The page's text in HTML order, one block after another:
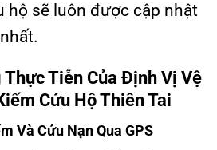
hộ sẽ luôn được cập nhật
Thực Tiễn Của Định Vị Vệ
Cứu Hộ Thiên Tai
Và Cứu Nạn Qua GPS